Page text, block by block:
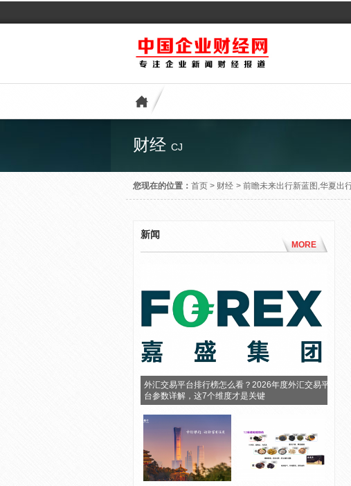
财经 CJ
您现在的位置： 首页 > 财经 > 前瞻未来出行新蓝图,华夏出
新闻
MORE
外汇交易平台排行榜怎么看？2026年度外汇交易平
台参数详解，这7个维度才是关键